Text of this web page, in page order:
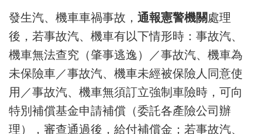
發生汽、機車車禍事故， 通報憲警機關處理
後，若事故汽、機車有以下情形時：事故汽、
機車無法查究（肇事逃逸）／事故汽、機車為
未保險車／事故汽、機車未經被保險人同意使
用／事故汽、機車無須訂立強制車險時，可向
特別補償基金申請補償（委託各產險公司辦
理），審查通過後，給付補償金；若事故汽、